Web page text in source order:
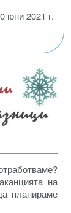
юни 2021 г.
на
планираме